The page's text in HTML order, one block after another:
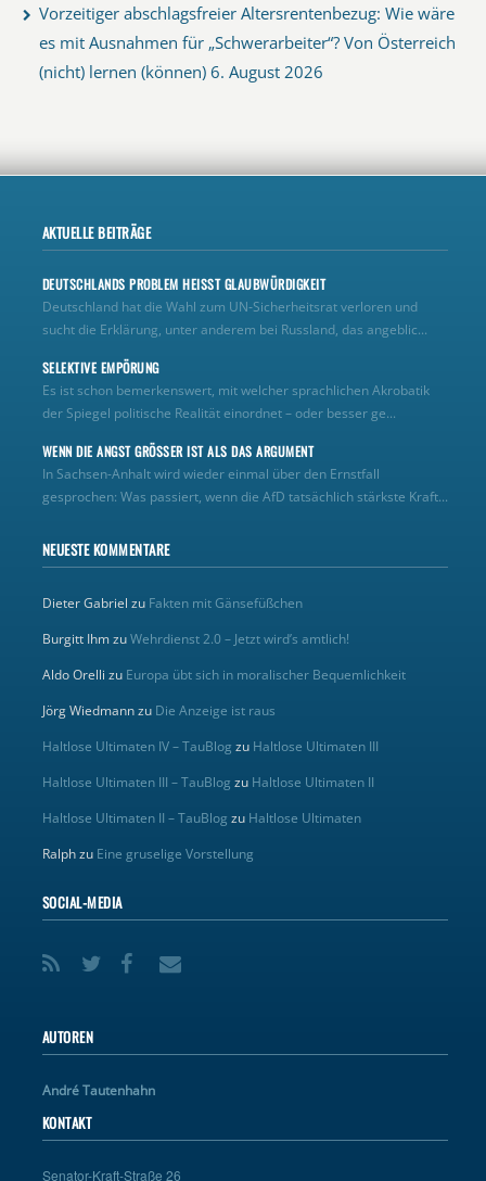
Vorzeitiger abschlagsfreier Altersrentenbezug: Wie wäre
es mit Ausnahmen für „Schwerarbeiter“? Von Österreich
(nicht) lernen (können) 6. August 2026
AKTUELLE BEITRÄGE
DEUTSCHLANDS PROBLEM HEISST GLAUBWÜRDIGKEIT
Deutschland hat die Wahl zum UN‑Sicherheitsrat verloren und
sucht die Erklärung, unter anderem bei Russland, das angeblic...
SELEKTIVE EMPÖRUNG
Es ist schon bemerkenswert, mit welcher sprachlichen Akrobatik
der Spiegel politische Realität einordnet – oder besser ge...
WENN DIE ANGST GRÖSSER IST ALS DAS ARGUMENT
In Sachsen-Anhalt wird wieder einmal über den Ernstfall
gesprochen: Was passiert, wenn die AfD tatsächlich stärkste Kraft...
NEUESTE KOMMENTARE
Dieter Gabriel zu Fakten mit Gänsefüßchen
Burgitt IhmzuWehrdienst 2.0 – Jetzt wird’s amtlich!
Aldo Orelli zu Europa übt sich in moralischer Bequemlichkeit
Jörg Wiedmannzu Die Anzeige ist raus
Haltlose Ultimaten IV – TauBlog zu Haltlose Ultimaten III
Haltlose Ultimaten III – TauBlog zu Haltlose Ultimaten II
Haltlose Ultimaten II – TauBlog zu Haltlose Ultimaten
Ralphzu Eine gruselige Vorstellung
SOCIAL-MEDIA
AUTOREN
André Tautenhahn
KONTAKT
Senator-Kraft-Straße 26